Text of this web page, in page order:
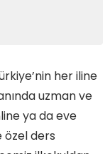
her iline
uzman ve
ya da eve
özel ders